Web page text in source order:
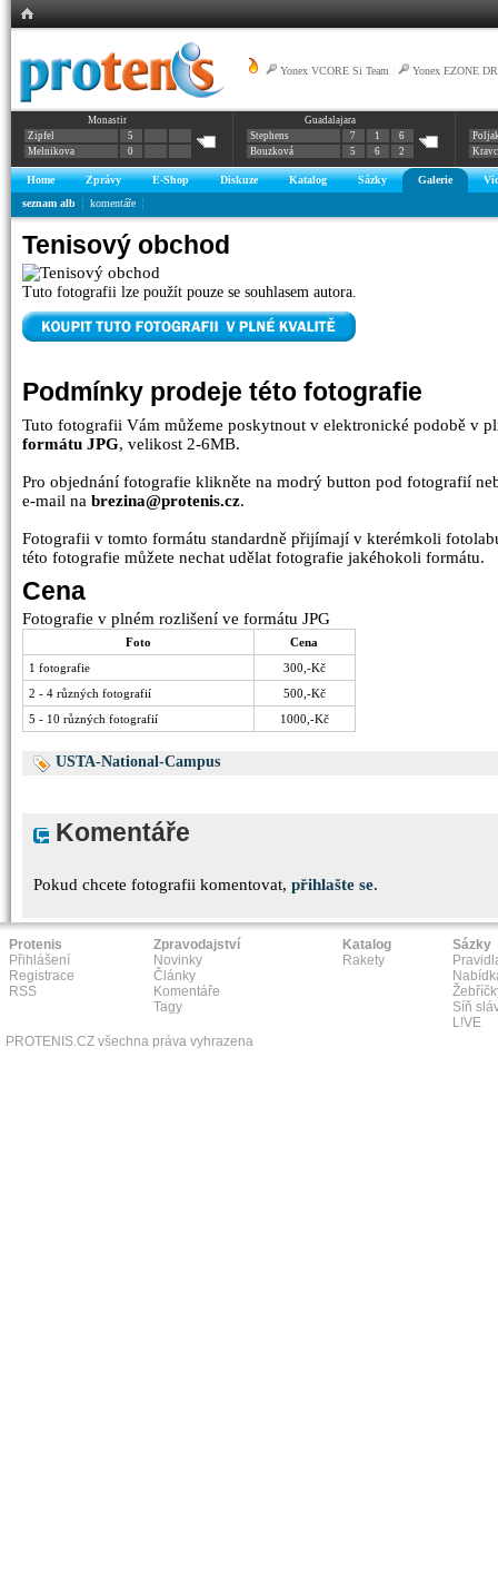
Yonex VCORE Si Team Yonex EZONE
Monastir
Zipfel
5
Melnikova
0
Guadalajara
Stephens
7 1
6
Bouzková
5 6 2
Home Zprávy E-Shop Diskuze Katalog Sázky Galerie
seznam alb
komentáře
Tenisový obchod
Tuto fotografii lze použít pouze se souhlasem autora.
Podmínky prodeje této fotografie
Tuto fotografii Vám můžeme poskytnout v elektronické podobě v
formátu JPG, velikost 2-6MB.
Pro objednání fotografie klikněte na modrý button pod fotografií
e-mail na brezina@protenis.cz.
Fotografii v tomto formátu standardně přijímají v kterémkoli
této fotografie můžete nechat udělat fotografie jakéhokoli formátu.
Cena
Fotografie v plném rozlišení ve formátu JPG
Foto
Cena
1 fotografie
300,-Kč
2 - 4 různých fotografií
500,-Kč
5 - 10 různých fotografií
1000,-Kč
USTA-National-Campus
Komentáře
Pokud chcete fotografii komentovat, přihlašte se.
Protenis
Přihlášení
Registrace
RSS
Zpravodajství
Novinky
Články
Komentáře
Tagy
Katalog
Rakety
Sázky
Síň
L!VE
PROTENIS.CZ všechna práva vyhrazena